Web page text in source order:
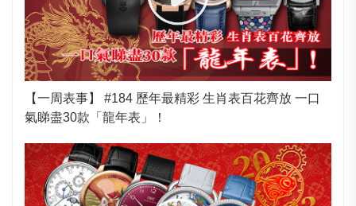
【一周表事】 #184 歷年最精彩 生肖表百花齊放 一口
氣睇盡30款「龍年表」！